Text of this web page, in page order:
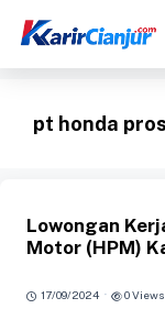
pt honda
Lowongan
Motor (HPM)
17/09/2024 · 0 Views